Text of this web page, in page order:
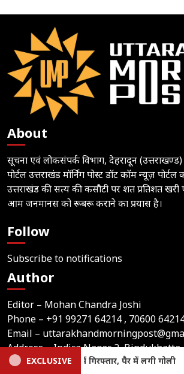
About
सूचना एवं लोकसंपर्क विभाग, देहरादून
पोर्टल उत्तराखंड मॉर्निंग पोस्ट डॉट कॉम न्यूज़
उत्तराखंड की सत्य की कसौटी पर शत प्रतिशत
आम जनमानस को रूबरू कराने का प्रयास है।
Follow
Subscribe to notifications
Author
Editor – Mohan Chandra Joshi
Phone – +91 99271 64214 , 70600
Email –
Address – Indira Nagar 2,
(Nainital), Uttarakhand
EXCLUSIVE
Uttarakhand Weather Update: आज 6 जिलों